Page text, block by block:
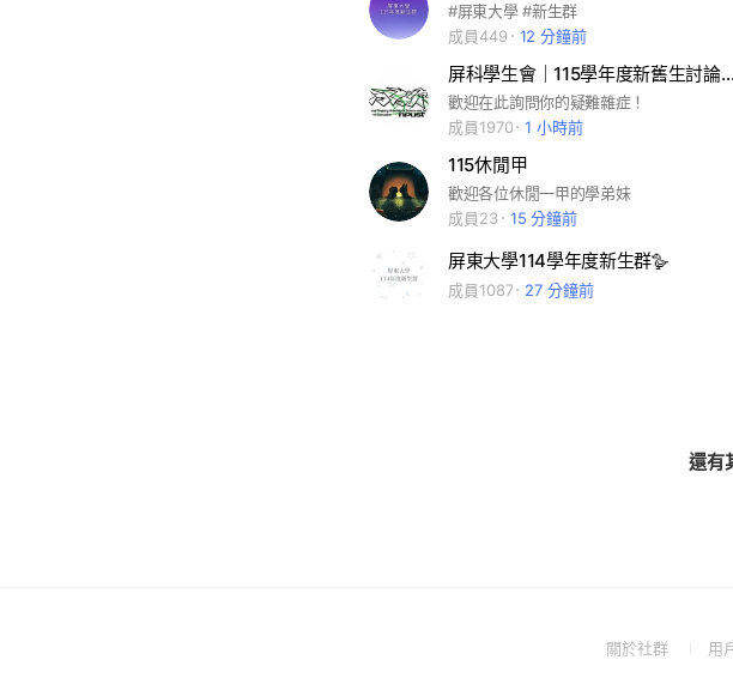
#屏東大學 #新生群
成員449
12 分鐘前
屏科學生會｜115學年度新舊生討論交流群
歡迎在此詢問你的疑難雜症！
成員1970
1 小時前
115休閒甲
歡迎各位休閒一甲的學弟妹
成員23
15 分鐘前
屏東大學114學年度新生群🪿
成員1087 27 分鐘前
還有
關於社群
(Open用